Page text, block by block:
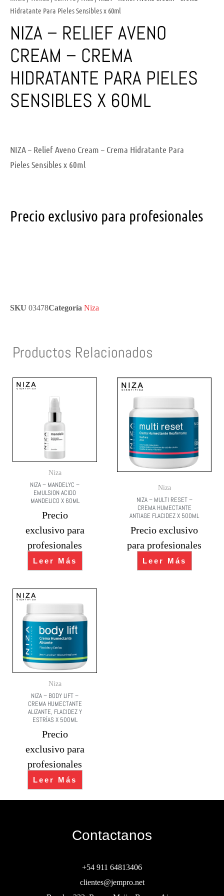
Hidratante Para Pieles Sensibles x 60ml
NIZA – RELIEF AVENO
CREAM – CREMA
HIDRATANTE PARA PIELES
SENSIBLES X 60ML
NIZA – Relief Aveno Cream – Crema Hidratante Para
Pieles Sensibles x 60ml
Precio exclusivo para profesionales
SKU 03478Categoría Niza
Productos Relacionados
Niza
NIZA – MANDELYC –
EMULSION ACIDO
MANDELICO X 60ML
Precio
exclusivo para
profesionales
Leer Más
Niza
NIZA – MULTI RESET –
CREMA HUMECTANTE
ANTIAGE FLACIDEZ X 500ML
Precio exclusivo
para profesionales
Leer Más
Niza
NIZA – BODY LIFT –
CREMA HUMECTANTE
ALIZANTE, FLACIDEZ Y
ESTRÍAS X 500ML
Precio
exclusivo para
profesionales
Leer Más
Contactanos
+54 911 64813406
clientes@jempro.net